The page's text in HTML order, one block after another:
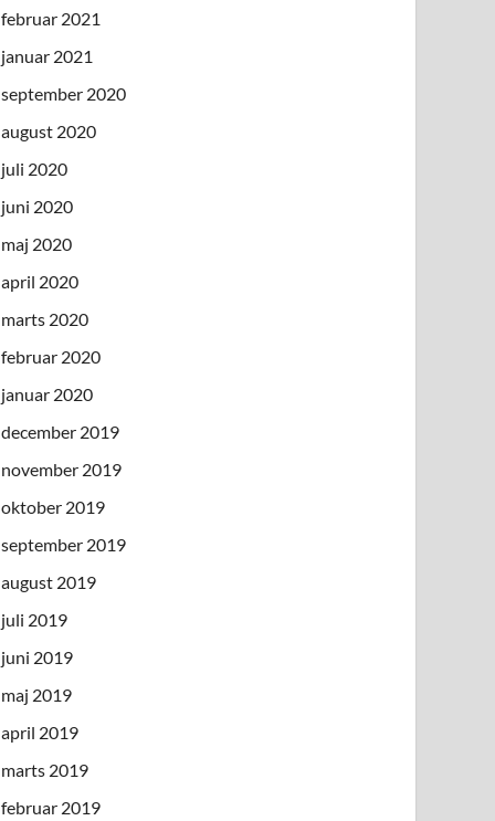
februar 2021
januar 2021
september 2020
august 2020
juli 2020
juni 2020
maj 2020
april 2020
marts 2020
februar 2020
januar 2020
december 2019
november 2019
oktober 2019
september 2019
august 2019
juli 2019
juni 2019
maj 2019
april 2019
marts 2019
februar 2019